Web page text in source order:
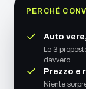
PERCHÉ
Auto
Le 3
davvero.
Prezzo e
Niente